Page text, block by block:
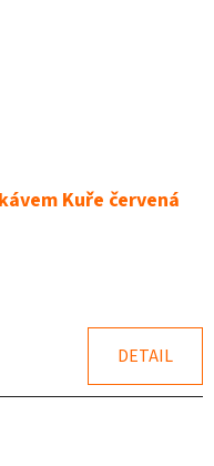
Kuře červená
DETAIL